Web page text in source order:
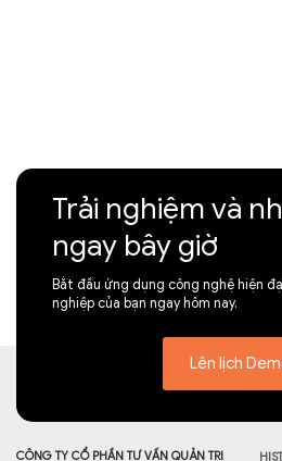
Trải nghiệm và
ngay bây giờ
Bắt đầu ứng dụng công nghệ hiện
nghiệp của bạn ngay hôm nay.
Lên lịch
CÔNG TY CỔ PHẦN TƯ VẤN QUẢN TRỊ